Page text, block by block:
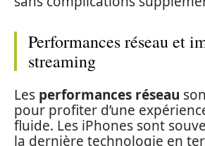
Performances réseau et
streaming
Les performances réseau
pour profiter d’une
fluide. Les iPhones sont
la dernière technologie en